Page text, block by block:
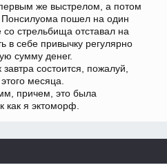
же выстрелом, а потом
пошел на один
стрельбища отставал на
в себе привычку регулярно
сумму денег.
состоится, пожалуй,
месяца.
причем, это была
как я эктоморф.